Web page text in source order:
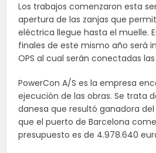
Los trabajos comenzaron esta
apertura de las zanjas que
eléctrica llegue hasta el muelle.
finales de este mismo año será
OPS al cual serán conectadas
PowerCon A/S es la empresa
ejecución de las obras. Se trata
danesa que resultó ganadora
que el puerto de Barcelona
presupuesto es de 4.978.640